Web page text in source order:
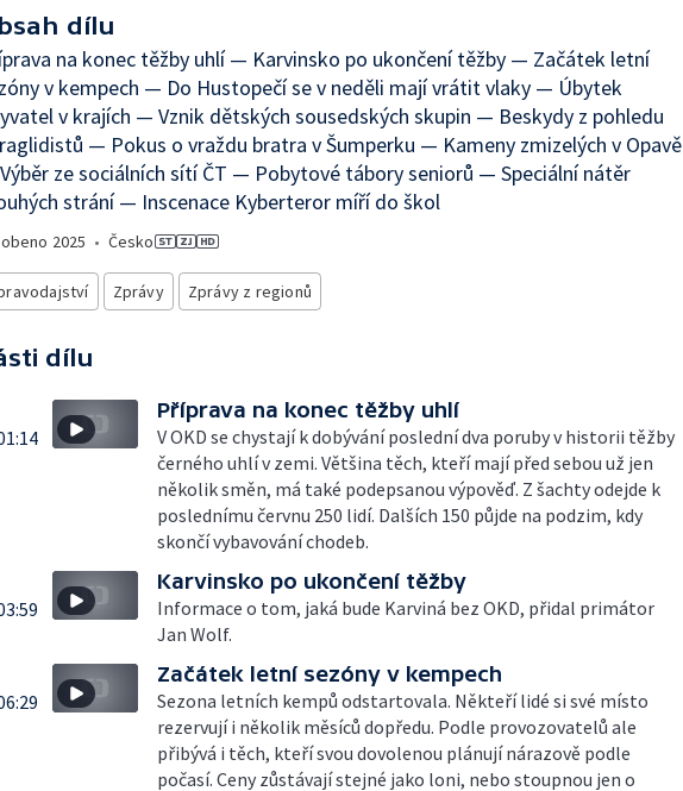
dílu
na konec těžby uhlí — Karvinsko po ukončení těžby — Začátek letní
v kempech — Do Hustopečí se v neděli mají vrátit vlaky — Úbytek
v krajích — Vznik dětských sousedských skupin — Beskydy z pohledu
— Pokus o vraždu bratra v Šumperku — Kameny zmizelých v Opavě
ze sociálních sítí ČT — Pobytové tábory seniorů — Speciální nátěr
strání — Inscenace Kyberteror míří do škol
2025 • Česko
Zprávy Zprávy z regionů
dílu
Příprava na konec těžby uhlí
V OKD se chystají k dobývání poslední dva poruby v historii těžby
černého uhlí v zemi. Většina těch, kteří mají před sebou už jen
několik směn, má také podepsanou výpověď. Z šachty odejde k
poslednímu červnu 250 lidí. Dalších 150 půjde na podzim, kdy
skončí vybavování chodeb.
Karvinsko po ukončení těžby
Informace o tom, jaká bude Karviná bez OKD, přidal primátor
Jan Wolf.
Začátek letní sezóny v kempech
Sezona letních kempů odstartovala. Někteří lidé si své místo
rezervují i několik měsíců dopředu. Podle provozovatelů ale
přibývá i těch, kteří svou dovolenou plánují nárazově podle
počasí. Ceny zůstávají stejné jako loni, nebo stoupnou jen o